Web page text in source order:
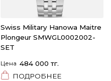
Swiss Military Hanowa Maitre
Plongeur SMWGL0002002-
SET
Цена 484 000 тг.
ПОДРОБНЕЕ